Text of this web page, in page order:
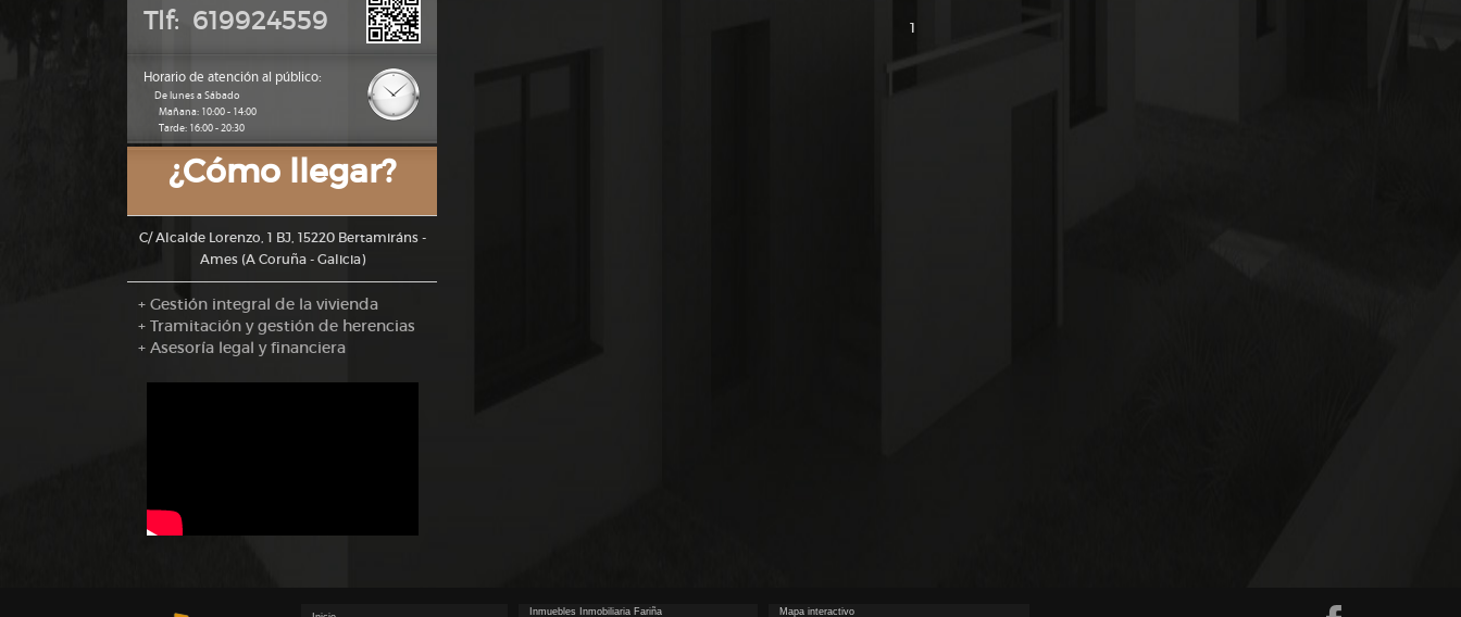
Tlf: 619924559
Horario de atención al público:
De lunes a Sábado
Mañana: 10:00 - 14:00
Tarde: 16:00 - 20:30
¿Cómo llegar?
C/ Alcalde Lorenzo, 1 BJ, 15220 Bertamiráns -
Ames (A Coruña - Galicia)
+ Gestión integral de la vivienda
+ Tramitación y gestión de herencias
+ Asesoría legal y financiera
1
Inmuebles Inmobiliaria Fariña Mapa interactivo